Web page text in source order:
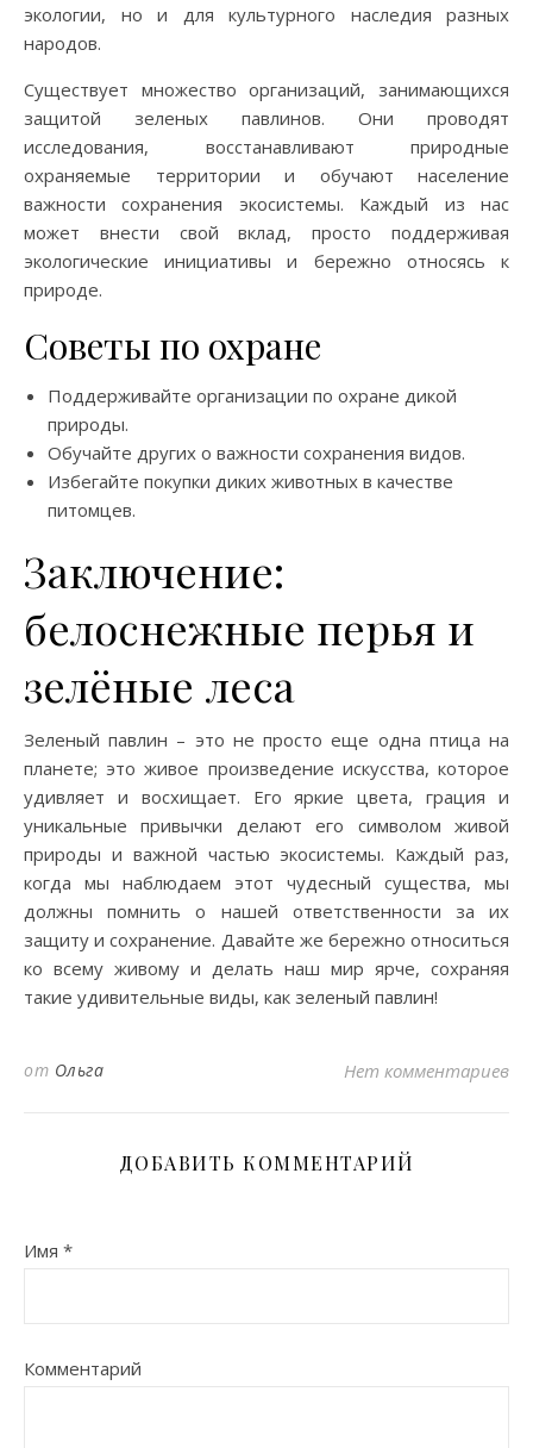
экологии, но и для культурного наследия разных
народов.
Существует множество организаций, занимающихся
защитой зеленых павлинов. Они проводят
исследования, восстанавливают природные
охраняемые территории и обучают население
важности сохранения экосистемы. Каждый из нас
может внести свой вклад, просто поддерживая
экологические инициативы и бережно относясь к
природе.
Советы по охране
Поддерживайте организации по охране дикой
природы.
Обучайте других о важности сохранения видов.
Избегайте покупки диких животных в качестве
питомцев.
Заключение:
белоснежные перья и
зелёные леса
Зеленый павлин – это не просто еще одна птица на
планете; это живое произведение искусства, которое
удивляет и восхищает. Его яркие цвета, грация и
уникальные привычки делают его символом живой
природы и важной частью экосистемы. Каждый раз,
когда мы наблюдаем этот чудесный существа, мы
должны помнить о нашей ответственности за их
защиту и сохранение. Давайте же бережно относиться
ко всему живому и делать наш мир ярче, сохраняя
такие удивительные виды, как зеленый павлин!
от Ольга Нет комментариев
ДОБАВИТЬ КОММЕНТАРИЙ
Имя *
Комментарий